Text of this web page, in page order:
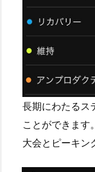
長期にわたるス
ことができます
大会とピーキン